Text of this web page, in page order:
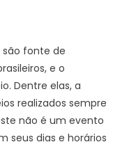
são fonte de
e o
Dentre elas, a
realizados sempre
não é um evento
seus dias e horários